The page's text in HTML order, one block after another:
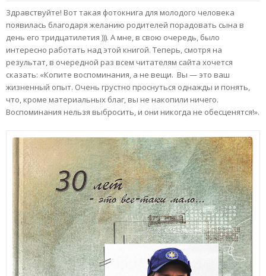
Здравствуйте! Вот такая фотокнига для молодого человека
появилась благодаря желанию родителей порадовать сына в
день его тридцатилетия ))). А мне, в свою очередь, было
интересно работать над этой книгой. Теперь, смотря на
результат, в очередной раз всем читателям сайта хочется
сказать: «Копите воспоминания, а не вещи. Вы — это ваш
жизненный опыт. Очень грустно проснуться однажды и понять,
что, кроме материальных благ, вы не накопили ничего.
Воспоминания нельзя выбросить, и они никогда не обесценятся!».